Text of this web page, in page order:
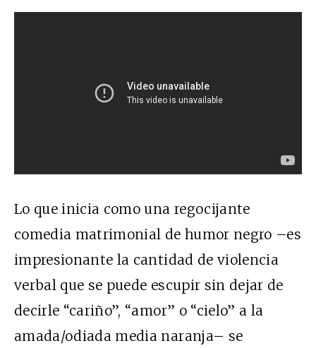
Lo que inicia como una regocijante
comedia matrimonial de humor negro –es
impresionante la cantidad de violencia
verbal que se puede escupir sin dejar de
decirle “cariño”, “amor” o “cielo” a la
amada/odiada media naranja– se